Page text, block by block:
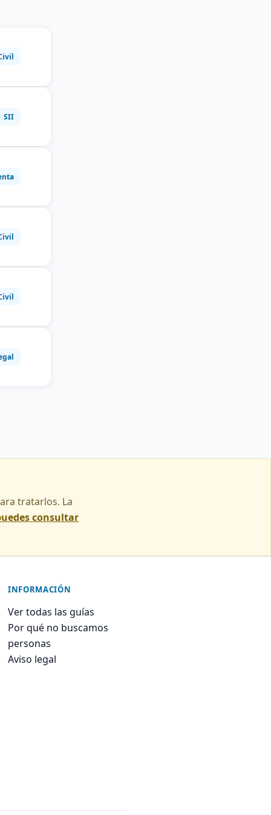
SII
tratarlos. La
consultar
INFORMACIÓN
Ver todas las guías
Por qué no buscamos
personas
Aviso legal